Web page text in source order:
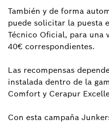
También y de forma
puede solicitar la puesta
Técnico Oficial, para una
40€ correspondientes.
Las recompensas
instalada dentro de la
Comfort y Cerapur
Con esta campaña